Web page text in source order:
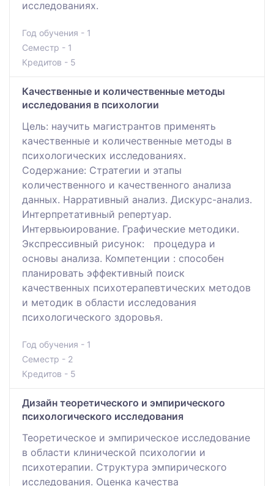
исследованиях.
Год обучения - 1
Семестр - 1
Кредитов - 5
Качественные и количественные методы
исследования в психологии
Цель: научить магистрантов применять
качественные и количественные методы в
психологических исследованиях.
Содержание: Стратегии и этапы
количественного и качественного анализа
данных. Нарративный анализ. Дискурс-анализ.
Интерпретативный репертуар.
Интервьюирование. Графические методики.
Экспрессивный рисунок: процедура и
основы анализа. Компетенции : способен
планировать эффективный поиск
качественных психотерапевтических методов
и методик в области исследования
психологического здоровья.
Год обучения - 1
Семестр - 2
Кредитов - 5
Дизайн теоретического и эмпирического
психологического исследования
Теоретическое и эмпирическое исследование
в области клинической психологии и
психотерапии. Структура эмпирического
исследования. Оценка качества